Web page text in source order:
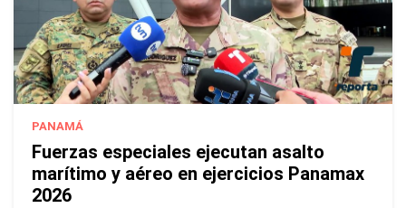
PANAMÁ
Fuerzas especiales ejecutan asalto
marítimo y aéreo en ejercicios Panamax
2026